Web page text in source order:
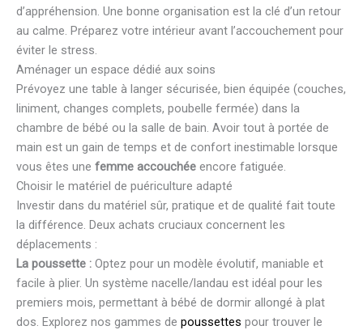
d’appréhension. Une bonne organisation est la clé d’un retour
au calme. Préparez votre intérieur avant l’accouchement pour
éviter le stress.
Aménager un espace dédié aux soins
Prévoyez une table à langer sécurisée, bien équipée (couches,
liniment, changes complets, poubelle fermée) dans la
chambre de bébé ou la salle de bain. Avoir tout à portée de
main est un gain de temps et de confort inestimable lorsque
vous êtes une femme accouchée encore fatiguée.
Choisir le matériel de puériculture adapté
Investir dans du matériel sûr, pratique et de qualité fait toute
la différence. Deux achats cruciaux concernent les
déplacements :
La poussette : Optez pour un modèle évolutif, maniable et
facile à plier. Un système nacelle/landau est idéal pour les
premiers mois, permettant à bébé de dormir allongé à plat
dos. Explorez nos gammes de poussettes pour trouver le